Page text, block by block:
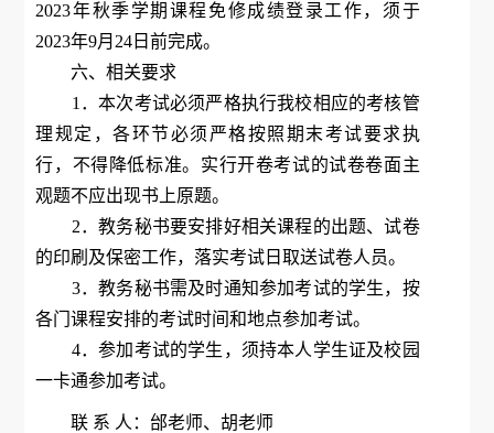
2023年秋季学期课程免修成绩登录工作，须于
2023年9月24日前完成。
六、相关要求
1．本次考试必须严格执行我校相应的考核管
理规定，各环节必须严格按照期末考试要求执
行，不得降低标准。实行开卷考试的试卷卷面主
观题不应出现书上原题。
2．教务秘书要安排好相关课程的出题、试卷
的印刷及保密工作，落实考试日取送试卷人员。
3．教务秘书需及时通知参加考试的学生，按
各门课程安排的考试时间和地点参加考试。
4．参加考试的学生，须持本人学生证及校园
一卡通参加考试。
联 系 人：邰老师、胡老师